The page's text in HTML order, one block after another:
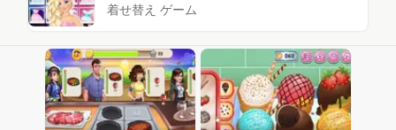
着せ替え ゲーム